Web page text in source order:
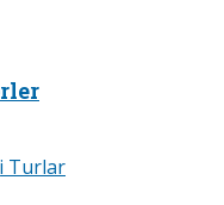
Turlar